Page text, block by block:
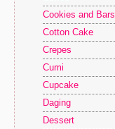
Cookies and Bars
Cotton Cake
Crepes
Cumi
Cupcake
Daging
Dessert